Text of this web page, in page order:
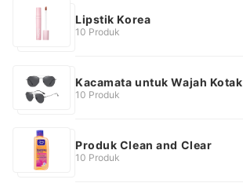
Lipstik Korea
10 Produk
Kacamata untuk Wajah Kotak
10 Produk
Produk Clean and Clear
10 Produk